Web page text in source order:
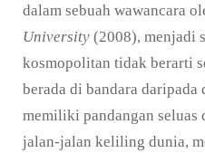
dalam sebuah wawancara
University (2008), menjadi
kosmopolitan tidak berarti
berada di bandara daripada
memiliki pandangan seluas
jalan-jalan keliling dunia,